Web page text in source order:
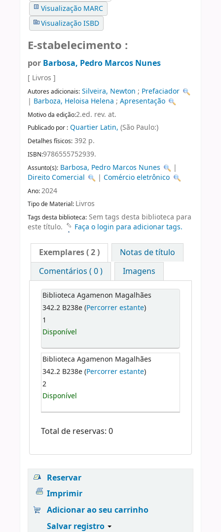
Visualização MARC
Visualização ISBD
E-stabelecimento :
por Barbosa, Pedro Marcos Nunes
[ Livros ]
Autores adicionais: Silveira, Newton ; Prefaciador
| Barboza, Heloisa Helena ; Apresentação
Motivo da edição:2.ed. rev. at.
Publicado por : Quartier Latin, (São Paulo:)
Detalhes físicos: 392 p.
ISBN:9786555752939.
Assunto(s): Barbosa, Pedro Marcos Nunes
|
Direito Comercial
|Comércio eletrônico
Ano:2024
Tipo de Material: Livros
Tags desta biblioteca: Sem tags desta biblioteca para
este título.
Faça o login para adicionar tags.
Exemplares( 2 )
Notas de título
Comentários ( 0 )
Imagens
Biblioteca Agamenon Magalhães
342.2 B238e (Percorrer estante)
1
Disponível
Biblioteca Agamenon Magalhães
342.2 B238e (Percorrer estante)
2
Disponível
Total de reservas: 0
Reservar
Imprimir
Adicionar ao seu carrinho
Salvar registro